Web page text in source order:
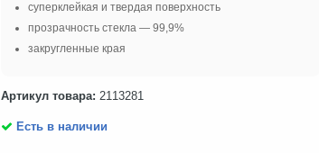
суперклейкая и твердая поверхность
прозрачность стекла — 99,9%
закругленные края
Артикул товара: 2113281
Есть в наличии